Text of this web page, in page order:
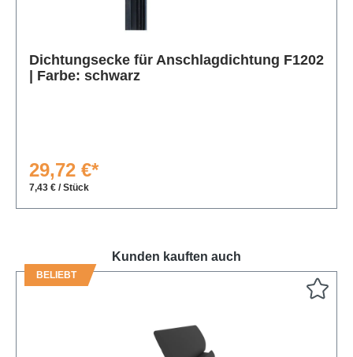
Dichtungsecke für Anschlagdichtung F1202
| Farbe: schwarz
29,72 €*
7,43 € / Stück
Kunden kauften auch
BELIEBT